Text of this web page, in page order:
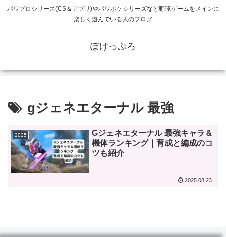
パワプロシリーズ(CS＆アプリ)やパワポケシリーズなど野球ゲームをメインに
楽しく遊んでいる人のブログ
ぽけっぷろ
gジェネエターナル 最強
2025
Gジェネエターナル 最強キャラ＆
機体ランキング｜育成と編成のコ
ツも紹介
2025.08.23